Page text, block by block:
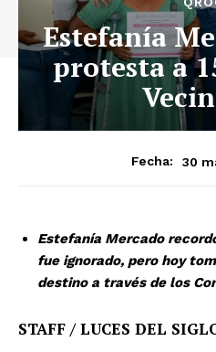
Estefanía
protesta a
Fecha: 30
Estefanía Mercado
fue ignorado, pero hoy
destino a través de los
STAFF / LUCES DEL